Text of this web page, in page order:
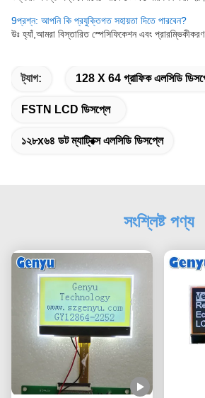
9প্রশ্ন: আপনি কি প্রযুক্তিগত সহায়তা দিতে পারবেন?
উঃ হ্যাঁ,আমরা বিস্তারিত স্পেসিফিকেশন এবং
ট্যাগ: 128 X 64 গ্রাফিক এলসিডি
FSTN LCD ডিসপ্লে
১২৮x৬৪ ডট ম্যাট্রিক্স এলসিডি ডিসপ্লে
সংশ্লিষ্ট পণ্য